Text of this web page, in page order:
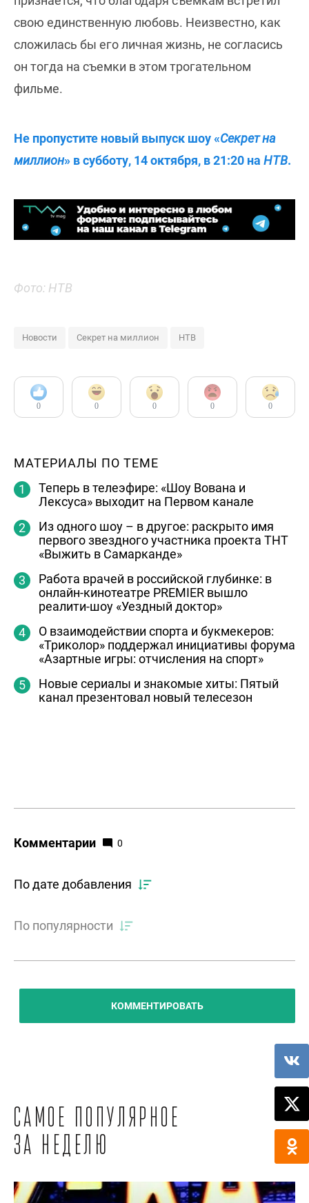
свою единственную любовь. Неизвестно, как
сложилась бы его личная жизнь, не согласись
он тогда на съемки в этом трогательном
фильме.
Не пропустите новый выпуск шоу «Секрет на
миллион» в субботу, 14 октября, в 21:20 на НТВ.
Фото: НТВ
Новости Секрет на миллион НТВ
0 0 0 0 0
МАТЕРИАЛЫ ПО ТЕМЕ
Теперь в телеэфире: «Шоу Вована и
Лексуса» выходит на Первом канале
Из одного шоу – в другое: раскрыто имя
первого звездного участника проекта ТНТ
«Выжить в Самарканде»
Работа врачей в российской глубинке: в
онлайн-кинотеатре PREMIER вышло
реалити-шоу «Уездный доктор»
О взаимодействии спорта и букмекеров:
«Триколор» поддержал инициативы форума
«Азартные игры: отчисления на спорт»
Новые сериалы и знакомые хиты: Пятый
канал презентовал новый телесезон
Комментарии 0
По дате добавления
По популярности
КОММЕНТИРОВАТЬ
Самое популярное
за неделю